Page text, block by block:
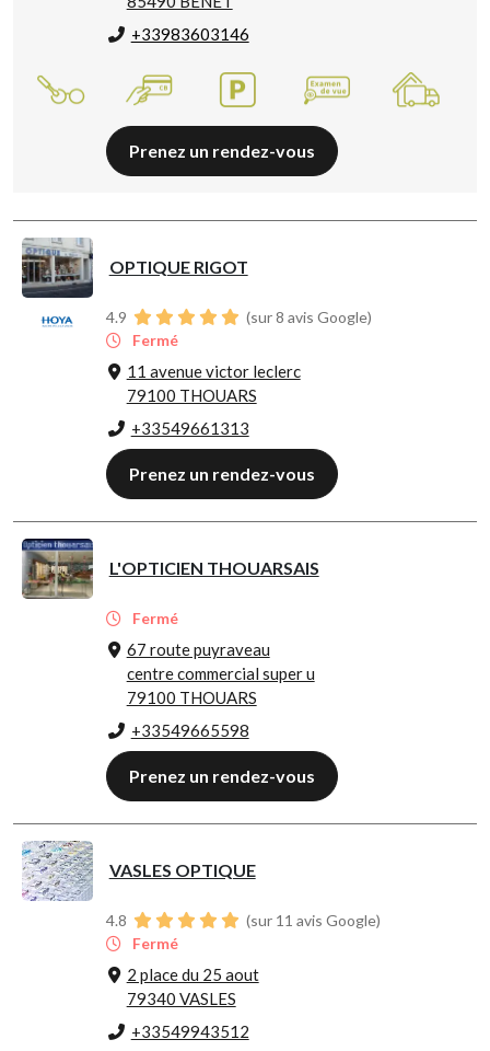
+33983603146
Prenez un rendez-vous
OPTIQUE RIGOT
4.9
(sur 8 avis Google)
Fermé
11 avenue victor leclerc
79100 THOUARS
+33549661313
Prenez un rendez-vous
L'OPTICIEN THOUARSAIS
Fermé
67 route puyraveau
centre commercial super u
79100 THOUARS
+33549665598
Prenez un rendez-vous
VASLES OPTIQUE
4.8
(sur 11 avis Google)
Fermé
2 place du 25 aout
79340 VASLES
+33549943512